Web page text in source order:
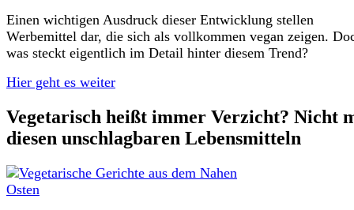
Einen wichtigen Ausdruck dieser Entwicklung stellen
Werbemittel dar, die sich als vollkommen vegan zeigen.
was steckt eigentlich im Detail hinter diesem Trend?
Hier geht es weiter
Vegetarisch heißt immer Verzicht? Nicht
diesen unschlagbaren Lebensmitteln